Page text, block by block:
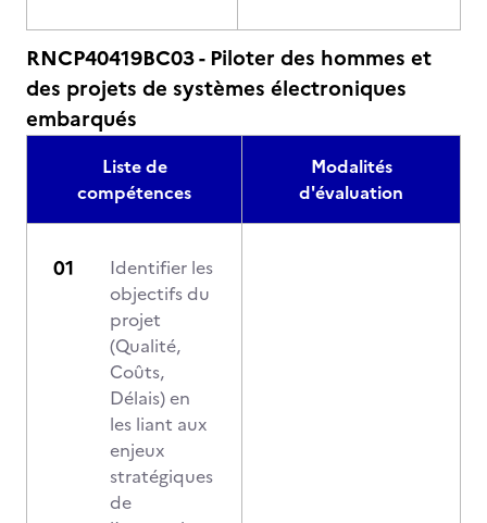
RNCP40419BC03 - Piloter des hommes et
des projets de systèmes électroniques
embarqués
Liste de
compétences
Modalités
d'évaluation
Identifier les
objectifs du
projet
(Qualité,
Coûts,
Délais) en
les liant aux
enjeux
stratégiques
de